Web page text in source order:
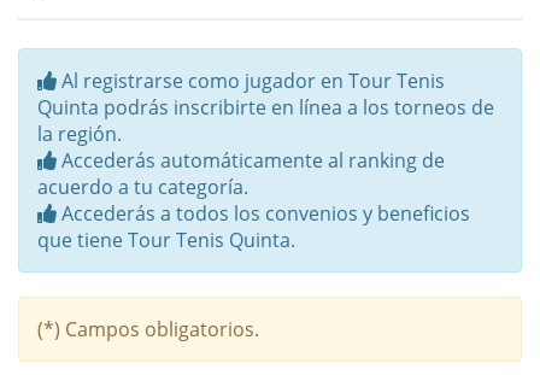
Al registrarse como jugador en Tour Tenis
Quinta podrás inscribirte en línea a los torneos de
la región.
Accederás automáticamente al ranking de
acuerdo a tu categoría.
Accederás a todos los convenios y beneficios
que tiene Tour Tenis Quinta.
(*) Campos obligatorios.